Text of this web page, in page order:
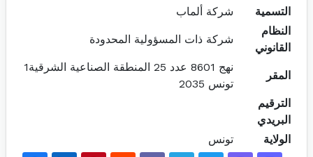
التسمية
شركة ألماب
النظام
القانوني
شركة ذات المسؤولية المحدودة
المقر
نهج 8601 عدد 25 المنطقة الصناعية الشرقية1
تونس 2035
الترقيم
البريدي
الولاية
تونس